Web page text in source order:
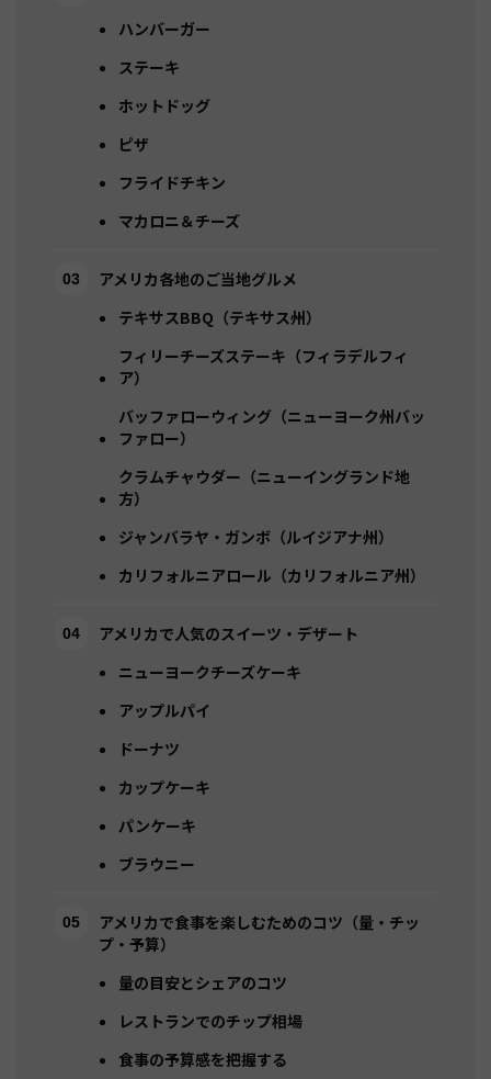
ハンバーガー
ステーキ
ホットドッグ
ピザ
フライドチキン
マカロニ＆チーズ
アメリカ各地のご当地グルメ
テキサスBBQ（テキサス州）
フィリーチーズステーキ（フィラデルフィ
ア）
バッファローウィング（ニューヨーク州バッ
ファロー）
クラムチャウダー（ニューイングランド地
方）
ジャンバラヤ・ガンボ（ルイジアナ州）
カリフォルニアロール（カリフォルニア州）
アメリカで人気のスイーツ・デザート
ニューヨークチーズケーキ
アップルパイ
ドーナツ
カップケーキ
パンケーキ
ブラウニー
アメリカで食事を楽しむためのコツ（量・チッ
プ・予算）
量の目安とシェアのコツ
レストランでのチップ相場
食事の予算感を把握する